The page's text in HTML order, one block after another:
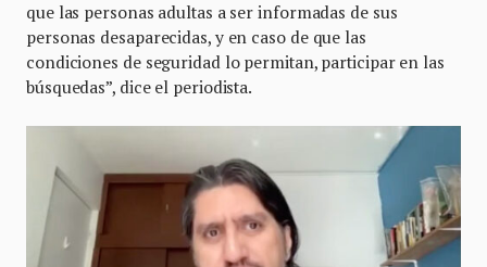
que las personas adultas a ser informadas de sus
personas desaparecidas, y en caso de que las
condiciones de seguridad lo permitan, participar en las
búsquedas”, dice el periodista.